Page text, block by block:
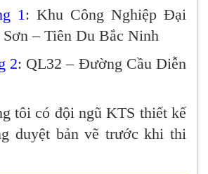
1 : Khu Công Nghiệp Đại
– Tiên Du Bắc Ninh
2: QL32 – Đường Cầu Diễn
tôi có đội ngũ KTS thiết kế
duyệt bản vẽ trước khi thi